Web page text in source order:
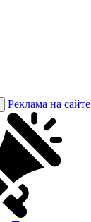
Реклама на сайте